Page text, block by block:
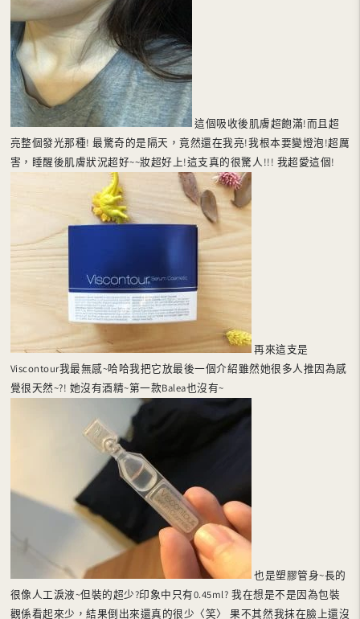
這個吸收後肌膚超飽滿!而且超
亮整個發光那種! 最驚奇的是隔天，竟然還在我亮!我根本要變燈泡!超厲
害，睡醒後肌膚狀況超好~~妝超好上!這支真的很驚人!!! 我超愛這個!
再來這支是
Viscontour我最無感~哈哈我把它放最後一個介紹雖然她很多人推因為感
覺很天然~?! 她沒有酒精~第一款Balea也沒有~
也是塑膠管身~長的
很像人工淚液~但裝的超少?印象中只有0.45ml? 我在想是不是因為包裝
觀係看起來少，結果倒出來還真的很少〈笑〉 果不其然我抹在臉上還沒